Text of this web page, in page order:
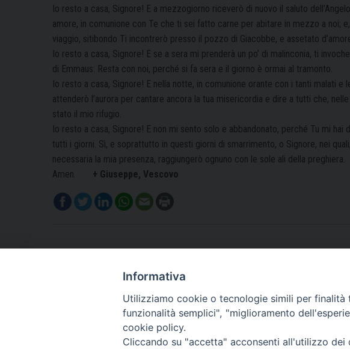
Io resto a casa, Signore! E a mezzogiorno riceverò di nuovo il saluto
amore, in comunione con Te che ti sei fatto carne per abitare in mezzo a noi;
viaggio, sitibondo Ti incontrerò presso il pozzo di Giacobbe, e assetato
Io resto a casa, Signore! E se a sera mi prenderà un po’ di malinconia, ti
di Emmaus: Resta con noi, perché si fa sera e il giorno è ormai al tramonto.
Io resto a casa, Signore! E nella notte, in comunione orante con i tanti malati e
attenderò l’aurora per cantare ancora la tua misericordia e dire a tutti che,
stato il mio rifugio.
Io resto a casa, Signore! E non mi sento solo e abbandonato, perché Tu mi hai
tutti i giorni. Sì, e soprattutto in questi giorni di smarrimento, o Signore, nei
necessaria la mia presenza, raggiungerò ognuno con le sole ali della preghiera.
Amen. + Giuseppe, Vescovo
Informativa
Utilizziamo cookie o tecnologie simili per
funzionalità semplici", "miglioramento
cookie policy.
Cliccando su "accetta" acconsenti all'utilizzo